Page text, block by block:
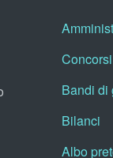
Concorsi
Bandi di
Bilanci
Albo